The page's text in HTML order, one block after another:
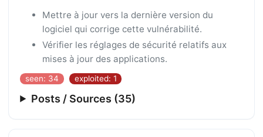
Mettre à jour vers la dernière version du
logiciel qui corrige cette vulnérabilité.
Vérifier les réglages de sécurité relatifs aux
mises à jour des applications.
seen: 34 exploited: 1
Posts / Sources (35)